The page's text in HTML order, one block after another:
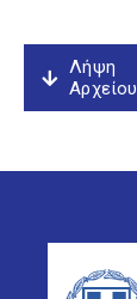
Λήψη
Αρχείου